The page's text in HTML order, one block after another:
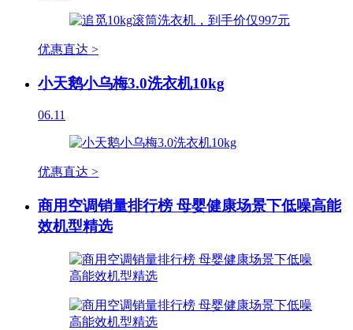
优惠直达 >
小天鹅小乌梅3.0洗衣机10kg
06.11
优惠直达 >
商用空调销量排行榜 母婴健康场景下低噪高能
效机型精选